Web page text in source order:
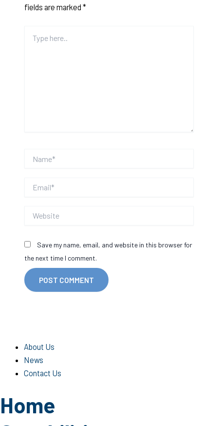
fields are marked *
here..
Save my name, email, and website in this browser for
the next time I comment.
About Us
News
Contact Us
Home